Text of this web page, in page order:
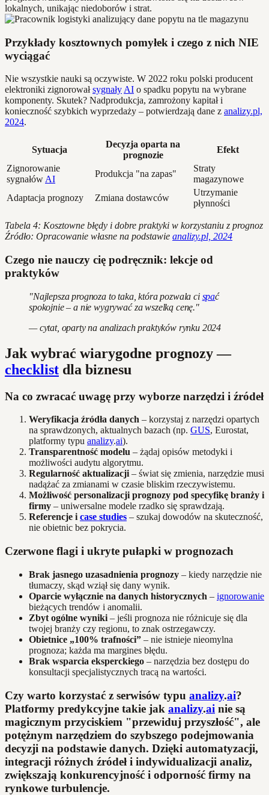
lokalnych, unikając niedoborów i strat.
Przykłady kosztownych pomyłek i czego z nich NIE
wyciągać
Nie wszystkie nauki są oczywiste. W 2022 roku polski producent
elektroniki zignorowałsygnałyAI o spadku popytu na wybrane
komponenty. Skutek? Nadprodukcja, zamrożony kapitał i
konieczność szybkich wyprzedaży – potwierdzają dane z analizy.pl,
2024.
Sytuacja
Decyzja oparta na
prognozie
Efekt
Zignorowanie
sygnałówAI
Produkcja "na zapas"
Straty
magazynowe
Adaptacja prognozy
Zmiana dostawców
Utrzymanie
płynności
Tabela 4: Kosztowne błędy i dobre praktyki w korzystaniu z prognoz
Źródło: Opracowanie własne na podstawie analizy.pl, 2024
Czego nie nauczy cię podręcznik: lekcje od
praktyków
"Najlepsza prognoza to taka, która pozwala ci spać
spokojnie – a nie wygrywać za wszelką cenę."
— cytat, oparty na analizach praktyków rynku 2024
Jak wybrać wiarygodne prognozy —
checklist dla biznesu
Na co zwracać uwagę przy wyborze narzędzi i źródeł
Weryfikacja źródła danych – korzystaj z narzędzi opartych
na sprawdzonych, aktualnych bazach (np. GUS, Eurostat,
platformy typu analizy.ai).
Transparentność modelu – żądaj opisów metodyki i
możliwości audytu algorytmu.
Regularność aktualizacji– świat się zmienia, narzędzie musi
nadążać za zmianami w czasie bliskim rzeczywistemu.
Możliwość personalizacji prognozy pod specyfikę branży i
firmy – uniwersalne modele rzadko się sprawdzają.
Referencje icase studies – szukaj dowodów na skuteczność,
nie obietnic bez pokrycia.
Czerwone flagi i ukryte pułapki w prognozach
Brak jasnego uzasadnienia prognozy – kiedy narzędzie nie
tłumaczy, skąd wziął się dany wynik.
Oparcie wyłącznie na danych historycznych – ignorowanie
bieżących trendów i anomalii.
Zbyt ogólne wyniki – jeśli prognoza nie różnicuje się dla
twojej branży czy regionu, to znak ostrzegawczy.
Obietnice „100% trafności” – nie istnieje nieomylna
prognoza; każda ma margines błędu.
Brak wsparcia eksperckiego – narzędzia bez dostępu do
konsultacji specjalistycznych tracą na wartości.
Czy warto korzystać z serwisów typu analizy.ai?
Platformy predykcyjne takie jak analizy.ai nie są
magicznym przyciskiem "przewiduj przyszłość", ale
potężnym narzędziem do szybszego podejmowania
decyzji na podstawie danych. Dzięki automatyzacji,
integracji różnych źródeł i indywidualizacji analiz,
zwiększają konkurencyjność i odporność firmy na
rynkowe turbulencje.